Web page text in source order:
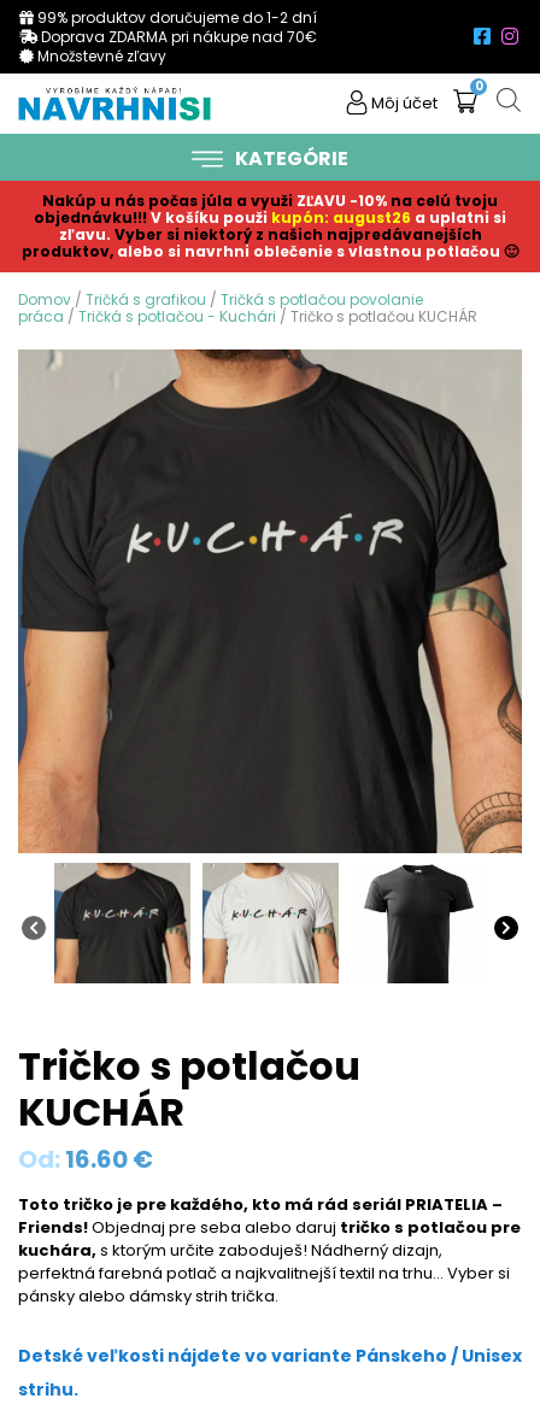
99% produktov doručujeme do 1-2 dní
Doprava ZDARMA pri nákupe nad 70€
Množstevné zľavy
Môj účet
0
KATEGÓRIE
Nakúp u nás počas júla a využi ZĽAVU -10% na celú tvoju
objednávku!!! V košíku použi kupón: august26 a uplatni si
zľavu. Vyber si niektorý z našich najpredávanejších
produktov, alebo si navrhni oblečenie s vlastnou potlačou 🙂
Domov / Tričká s grafikou / Tričká s potlačou povolanie
práca / Tričká s potlačou - Kuchári / Tričko s potlačou KUCHÁR
Tričko s potlačou
KUCHÁR
Od:16.60€
Toto tričko je pre každého, kto má rád seriál PRIATELIA –
Friends!Objednaj pre seba alebo daruj tričko s potlačou pre
kuchára, s ktorým určite zaboduješ! Nádherný dizajn,
perfektná farebná potlač a najkvalitnejší textil na trhu… Vyber si
pánsky alebo dámsky strih trička.
Detské veľkosti nájdete vo variante Pánskeho / Unisex
strihu.